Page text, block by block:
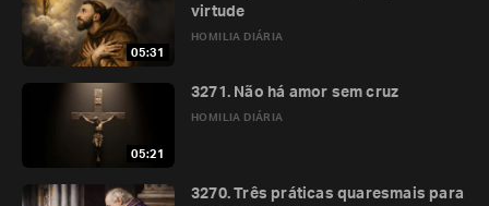
05:31
HOMILIA DIÁRIA
virtude
05:21
HOMILIA DIÁRIA
3271. Não há amor sem cruz
3270. Três práticas quaresmais para